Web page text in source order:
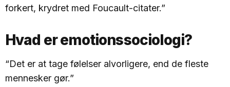
forkert, krydret med Foucault-citater.”
Hvad er emotionssociologi?
“Det er at tage følelser alvorligere, end de fleste
mennesker gør.”